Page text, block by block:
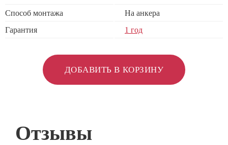
Способ монтажа
На анкера
Гарантия
1 год
ДОБАВИТЬ В КОРЗИНУ
Отзывы